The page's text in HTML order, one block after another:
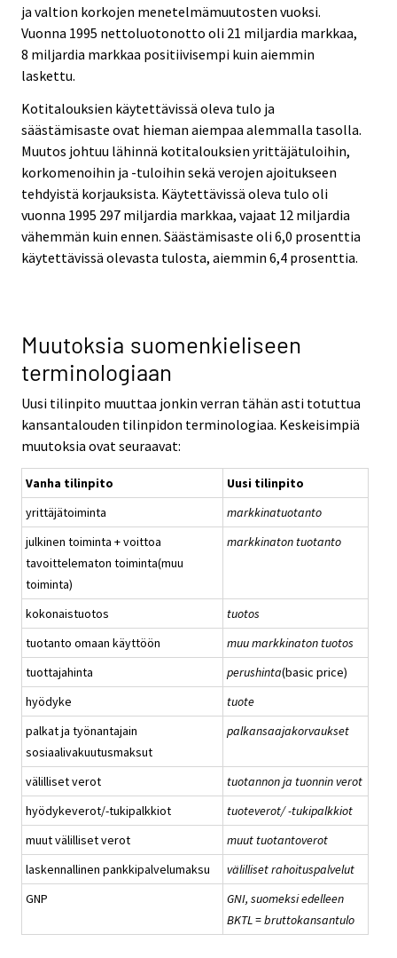
ja valtion korkojen menetelmämuutosten vuoksi.
Vuonna 1995 nettoluotonotto oli 21 miljardia markkaa,
8 miljardia markkaa positiivisempi kuin aiemmin
laskettu.
Kotitalouksien käytettävissä oleva tulo ja
säästämisaste ovat hieman aiempaa alemmalla tasolla.
Muutos johtuu lähinnä kotitalouksien yrittäjätuloihin,
korkomenoihin ja -tuloihin sekä verojen ajoitukseen
tehdyistä korjauksista. Käytettävissä oleva tulo oli
vuonna 1995 297 miljardia markkaa, vajaat 12 miljardia
vähemmän kuin ennen. Säästämisaste oli 6,0 prosenttia
käytettävissä olevasta tulosta, aiemmin 6,4 prosenttia.
Muutoksia suomenkieliseen
terminologiaan
Uusi tilinpito muuttaa jonkin verran tähän asti totuttua
kansantalouden tilinpidon terminologiaa. Keskeisimpiä
muutoksia ovat seuraavat:
Vanha tilinpito
Uusi tilinpito
yrittäjätoiminta
markkinatuotanto
julkinen toiminta + voittoa
tavoittelematon toiminta(muu
toiminta)
markkinaton tuotanto
kokonaistuotos
tuotos
tuotanto omaan käyttöön
muu markkinaton tuotos
tuottajahinta
perushinta(basic price)
hyödyke
tuote
palkat ja työnantajain
sosiaalivakuutusmaksut
palkansaajakorvaukset
välilliset verot
tuotannon ja tuonnin verot
hyödykeverot/-tukipalkkiot
tuoteverot/ -tukipalkkiot
muut välilliset verot
muut tuotantoverot
laskennallinen pankkipalvelumaksu
välilliset rahoituspalvelut
GNP
GNI, suomeksi edelleen
BKTL = bruttokansantulo